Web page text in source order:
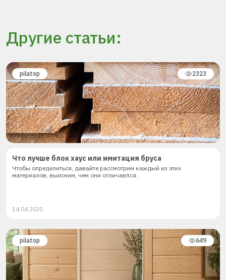
Другие статьи:
pilatop 2323
Что лучше блок хаус или имитация бруса
Чтобы определиться, давайте рассмотрим каждый из этих
материалов, выясним, чем они отличаются.
14.04.2025
pilatop 649